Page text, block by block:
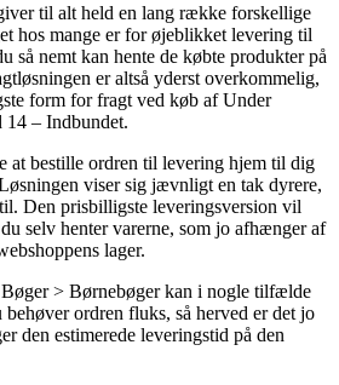
til alt held en lang række forskellige
hos mange er for øjeblikket levering til
så nemt kan hente de købte produkter på
er altså yderst overkommelig,
form for fragt ved køb af Under
– Indbundet.
at bestille ordren til levering hjem til dig
viser sig jævnligt en tak dyrere,
Den prisbilligste leveringsversion vil
selv henter varerne, som jo afhænger af
lager.
> Børnebøger kan i nogle tilfælde
ordren fluks, så herved er det jo
den estimerede leveringstid på den